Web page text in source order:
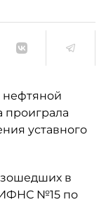
нефтяной
проиграла
уставного
в
№15 по